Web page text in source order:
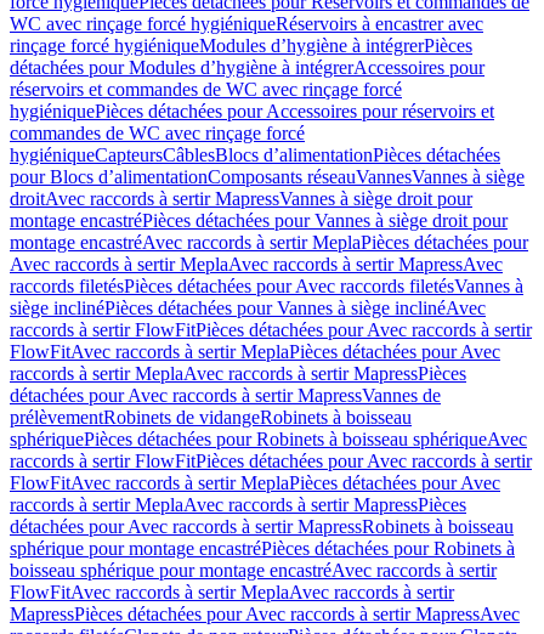
WC avec rinçage forcé hygiéniqueRéservoirs à encastrer avec
rinçage forcé hygiéniqueModules d’hygiène à intégrerPièces
détachées pour Modules d’hygiène à intégrerAccessoires pour
réservoirs et commandes de WC avec rinçage forcé
hygiéniquePièces détachées pour Accessoires pour réservoirs et
commandes de WC avec rinçage forcé
hygiéniqueCapteursCâblesBlocs d’alimentationPièces détachées
pour Blocs d’alimentationComposants réseauVannesVannes à siège
droitAvec raccords à sertir MapressVannes à siège droit pour
montage encastréPièces détachées pour Vannes à siège droit pour
montage encastréAvec raccords à sertir MeplaPièces détachées pour
Avec raccords à sertir MeplaAvec raccords à sertir MapressAvec
raccords filetésPièces détachées pour Avec raccords filetésVannes à
siège inclinéPièces détachées pour Vannes à siège inclinéAvec
raccords à sertir FlowFitPièces détachées pour Avec raccords à sertir
FlowFitAvec raccords à sertir MeplaPièces détachées pour Avec
raccords à sertir MeplaAvec raccords à sertir MapressPièces
détachées pour Avec raccords à sertir MapressVannes de
prélèvementRobinets de vidangeRobinets à boisseau
sphériquePièces détachées pour Robinets à boisseau sphériqueAvec
raccords à sertir FlowFitPièces détachées pour Avec raccords à sertir
FlowFitAvec raccords à sertir MeplaPièces détachées pour Avec
raccords à sertir MeplaAvec raccords à sertir MapressPièces
détachées pour Avec raccords à sertir MapressRobinets à boisseau
sphérique pour montage encastréPièces détachées pour Robinets à
boisseau sphérique pour montage encastréAvec raccords à sertir
FlowFitAvec raccords à sertir MeplaAvec raccords à sertir
MapressPièces détachées pour Avec raccords à sertir MapressAvec